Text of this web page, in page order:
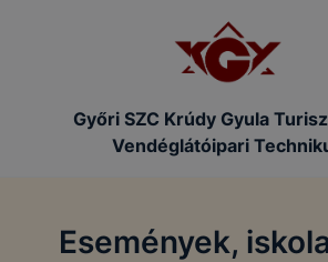
Győri SZC Krúdy Gyula
Vendéglátóipari
Események,